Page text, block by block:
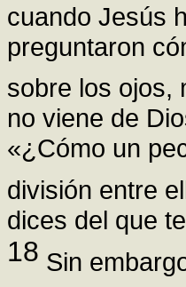
cuando Jesús
preguntaron
sobre los ojos,
no viene de
«¿Cómo un
división entre
dices del que
18 Sin